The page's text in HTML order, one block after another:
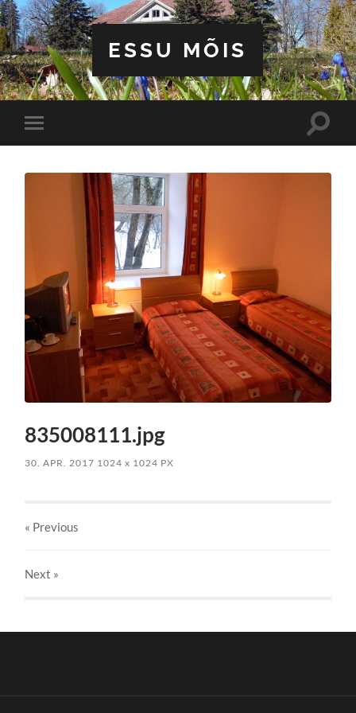
ESSU MÕIS
Toggle
mobile
Toggle
835008111.jpg
30. APR. 2017 1024x 1024 PX
« Previous
Next »